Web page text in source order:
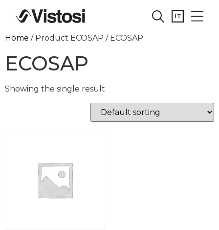
Home / Product ECOSAP / ECOSAP
ECOSAP
Showing the single result